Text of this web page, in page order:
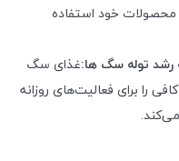
محصولات خود استفاده
توله سگ ها:
را برای فعالیت‌های روزانه
.